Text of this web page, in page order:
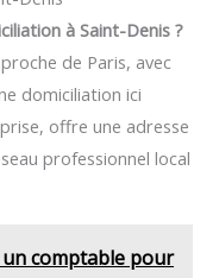
à Saint-Denis ?
de Paris, avec
domiciliation ici
offre une adresse
professionnel local
comptable pour